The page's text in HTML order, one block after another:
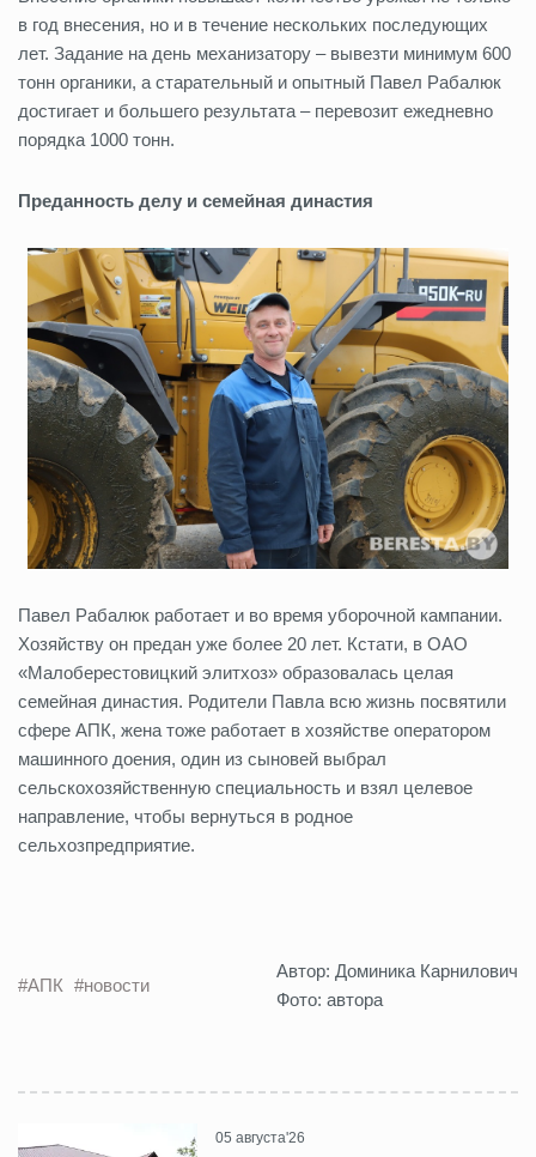
в год внесения, но и в течение нескольких последующих
лет. Задание на день механизатору – вывезти минимум 600
тонн органики, а старательный и опытный Павел Рабалюк
достигает и большего результата – перевозит ежедневно
порядка 1000 тонн.
Преданность делу и семейная династия
Павел Рабалюк работает и во время уборочной кампании.
Хозяйству он предан уже более 20 лет. Кстати, в ОАО
«Малоберестовицкий элитхоз» образовалась целая
семейная династия. Родители Павла всю жизнь посвятили
сфере АПК, жена тоже работает в хозяйстве оператором
машинного доения, один из сыновей выбрал
сельскохозяйственную специальность и взял целевое
направление, чтобы вернуться в родное
сельхозпредприятие.
#АПК #новости
Автор: Доминика Карнилович
Фото: автора
05 августа'26